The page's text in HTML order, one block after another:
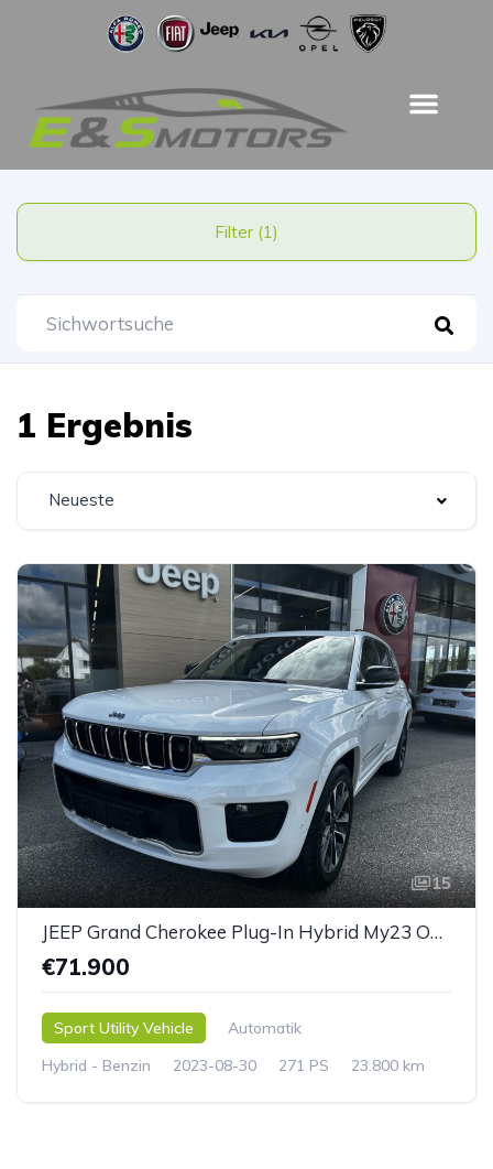
Filter (1)
1 Ergebnis
Neueste
15
JEEP Grand Cherokee Plug-In Hybrid My23 Overland 2.0 PHEV 380 Ps
€71.900
Sport Utility Vehicle
Automatik
Hybrid - Benzin
2023-08-30 271 PS 23.800 km